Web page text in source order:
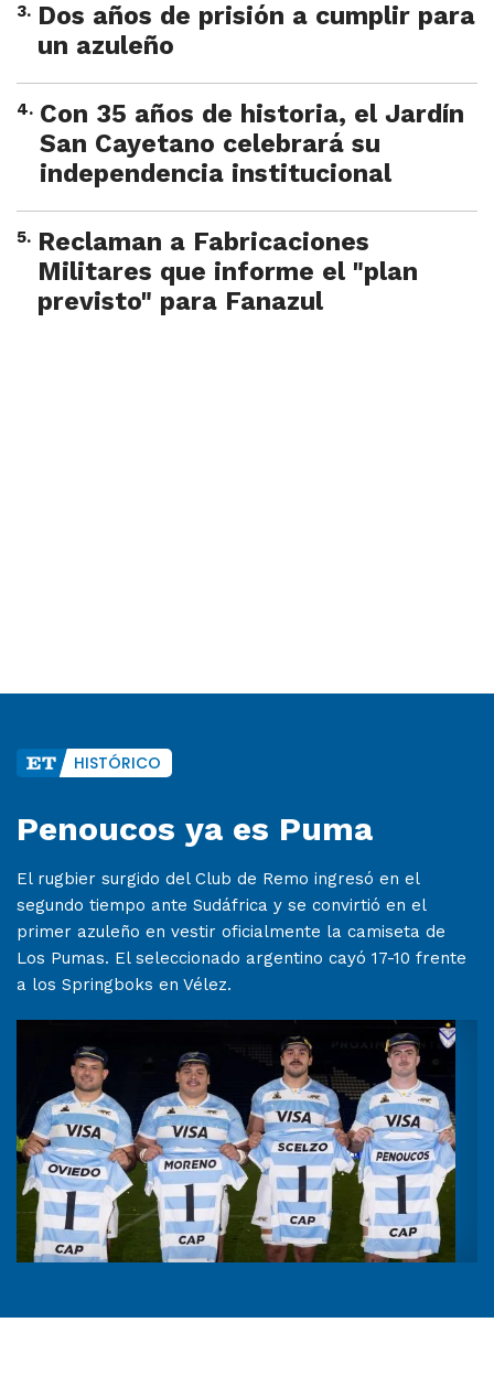
3. Dos años de prisión a cumplir para
un azuleño
4. Con 35 años de historia, el Jardín
San Cayetano celebrará su
independencia institucional
5. Reclaman a Fabricaciones
Militares que informe el "plan
previsto" para Fanazul
HISTÓRICO
Penoucos ya es Puma
El rugbier surgido del Club de Remo ingresó en el
segundo tiempo ante Sudáfrica y se convirtió en el
primer azuleño en vestir oficialmente la camiseta de
Los Pumas. El seleccionado argentino cayó 17-10 frente
a los Springboks en Vélez.